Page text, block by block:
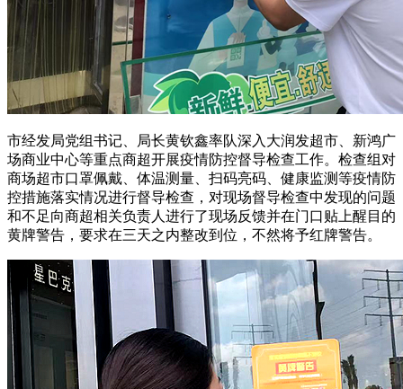
市经发局党组书记、局长黄钦鑫率队深入大润发超市、新鸿广
场商业中心等重点商超开展疫情防控督导检查工作。检查组对
商场超市口罩佩戴、体温测量、扫码亮码、健康监测等疫情防
控措施落实情况进行督导检查，对现场督导检查中发现的问题
和不足向商超相关负责人进行了现场反馈并在门口贴上醒目的
黄牌警告，要求在三天之内整改到位，不然将予红牌警告。